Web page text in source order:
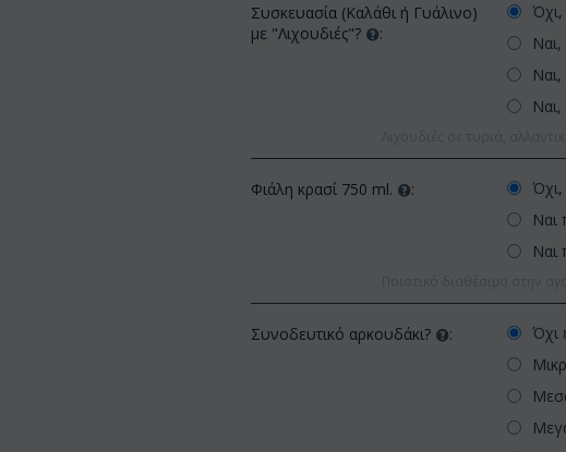
ΚΩΔΙΚΟΣ: Af13
Συσκευασία (Καλάθι ή Γυάλινο)
με "Λιχουδιές"?
:
Όχι,
Φιάλη κρασί 750 ml. :
Όχι,
Ναι
Ναι
Συνοδευτικό αρκουδάκι? :
Όχι